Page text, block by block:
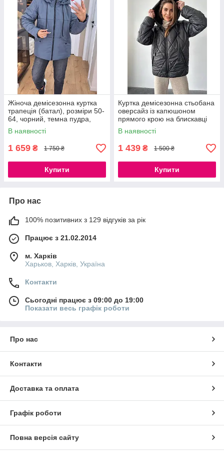
Жіноча демісезонна куртка
трапеція (батал), розміри 50-
64, чорний, темна пудра,
сірий
В наявності
1 659 ₴ 1 750 ₴
Купити
Куртка демісезонна стьобана
оверсайз із капюшоном
прямого крою на блискавці
чорна моко біла
В наявності
1 439 ₴ 1 500 ₴
Купити
Про нас
100% позитивних з 129 відгуків за рік
Працює з 21.02.2014
м. Харків
Харьков, Харків, Україна
Контакти
Сьогодні працює з 09:00 до 19:00
Показати весь графік роботи
Про нас
Контакти
Доставка та оплата
Графік роботи
Повна версія сайту